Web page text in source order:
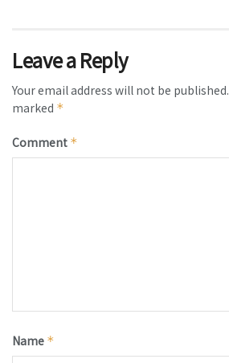
Leave a Reply
Your email address will not be published.
marked *
Comment *
Name *